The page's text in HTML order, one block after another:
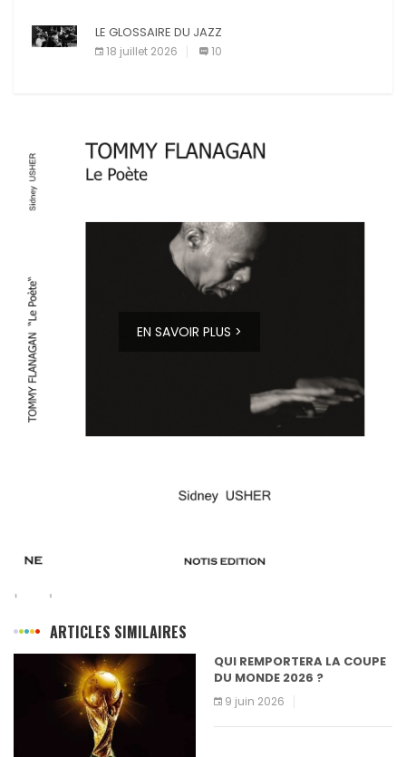
LE GLOSSAIRE DU JAZZ
18 juillet 2026 10
EN SAVOIR PLUS >
ARTICLES SIMILAIRES
QUI REMPORTERA LA COUPE
DU MONDE 2026 ?
9 juin 2026